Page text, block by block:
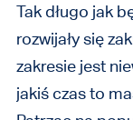
Tak długo jak
rozwijały się
zakresie jest
jakiś czas to